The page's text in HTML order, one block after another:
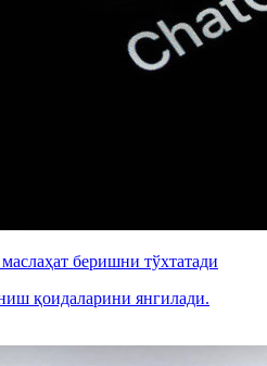
беришни тўхтатади
қоидаларини янгилади.